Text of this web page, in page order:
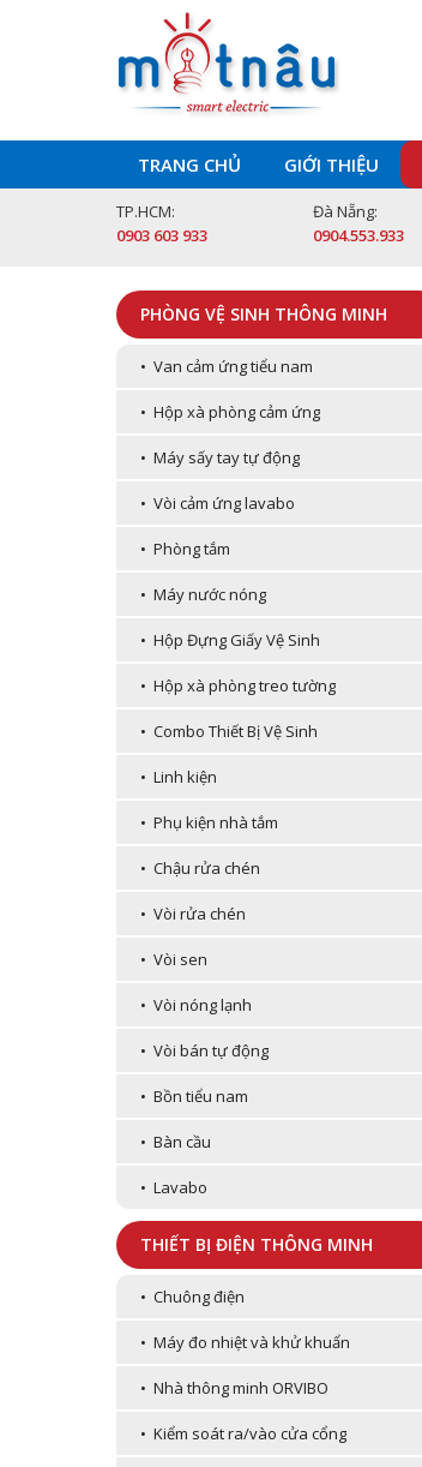
TRANG CHỦ GIỚI THIỆU
TP.HCM:
0903 603 933
Đà Nẵng:
0904.553.933
PHÒNG VỆ SINH THÔNG MINH
• Van cảm ứng tiểu nam
• Hộp xà phòng cảm ứng
• Máy sấy tay tự động
• Vòi cảm ứng lavabo
• Phòng tắm
• Máy nước nóng
• Hộp Đựng Giấy Vệ Sinh
• Hộp xà phòng treo tường
• Combo Thiết Bị Vệ Sinh
• Linh kiện
• Phụ kiện nhà tắm
• Chậu rửa chén
• Vòi rửa chén
• Vòi sen
• Vòi nóng lạnh
• Vòi bán tự động
• Bồn tiểu nam
• Bàn cầu
• Lavabo
THIẾT BỊ ĐIỆN THÔNG MINH
• Chuông điện
• Máy đo nhiệt và khử khuẩn
• Nhà thông minh ORVIBO
• Kiểm soát ra/vào cửa cổng